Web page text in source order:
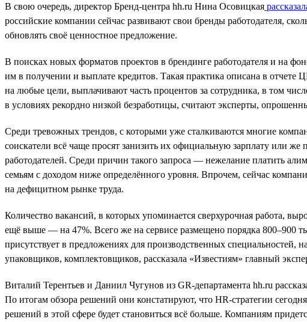
В свою очередь, директор Бренд-центра hh.ru Нина Осовицкая
российские компании сейчас развивают свои бренды работодателя,
обновлять своё ценностное предложение.
В поисках новых форматов проектов в брендинге работодателя и на
им в получении и выплате кредитов. Такая практика описана в отчете
на любые цели, выплачивают часть процентов за сотрудника, в том
в условиях рекордно низкой безработицы, считают эксперты,
Среди тревожных трендов, с которыми уже сталкиваются многие
соискатели всё чаще просят занизить их официальную зарплату или же
работодателей. Среди причин такого запроса — нежелание платить
семьям с доходом ниже определённого уровня. Впрочем, сейчас
на дефицитном рынке труда.
Количество вакансий, в которых упоминается сверхурочная работа,
ещё выше — на 47%. Всего же на сервисе размещено порядка 800–900
присутствует в предложениях для производственных
упаковщиков, комплектовщиков, рассказала «Известиям» главный
Виталий Терентьев и Даниил Чугунов из GR-департамента hh.ru
По итогам обзора решений они констатируют, что HR-стратегии
решений в этой сфере будет становиться всё больше. Компаниям